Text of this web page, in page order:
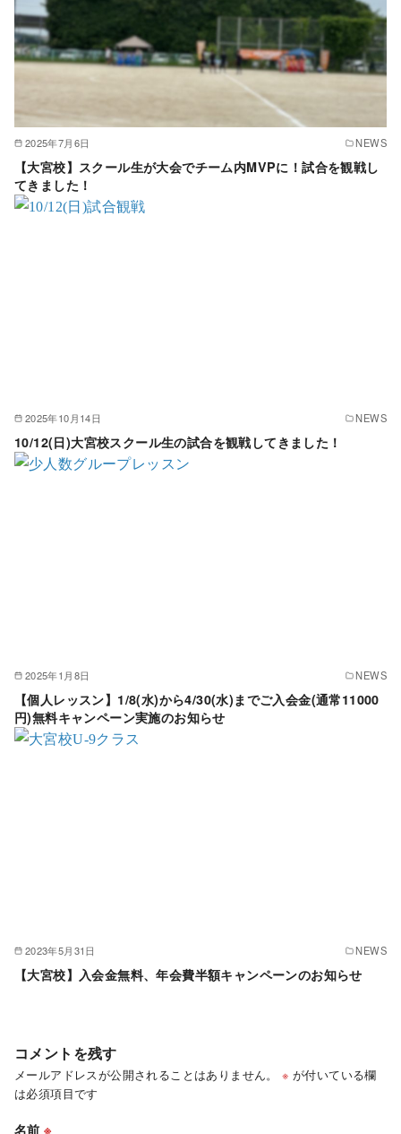
2025年7月6日 NEWS
【大宮校】スクール生が大会でチーム内MVPに！試合を観戦し
てきました！
2025年10月14日 NEWS
10/12(日)大宮校スクール生の試合を観戦してきました！
2025年1月8日 NEWS
【個人レッスン】1/8(水)から4/30(水)までご入会金(通常11000
円)無料キャンペーン実施のお知らせ
2023年5月31日 NEWS
【大宮校】入会金無料、年会費半額キャンペーンのお知らせ
コメントを残す
メールアドレスが公開されることはありません。 ※ が付いている欄
は必須項目です
名前※